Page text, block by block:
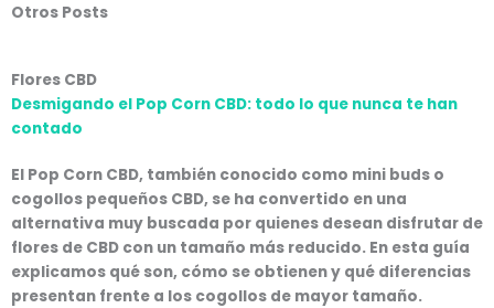
Otros Posts
Flores CBD
Desmigando el Pop Corn CBD: todo lo que nunca te han
contado
El Pop Corn CBD, también conocido como mini buds o
cogollos pequeños CBD, se ha convertido en una
alternativa muy buscada por quienes desean disfrutar de
flores de CBD con un tamaño más reducido. En esta guía
explicamos qué son, cómo se obtienen y qué diferencias
presentan frente a los cogollos de mayor tamaño.